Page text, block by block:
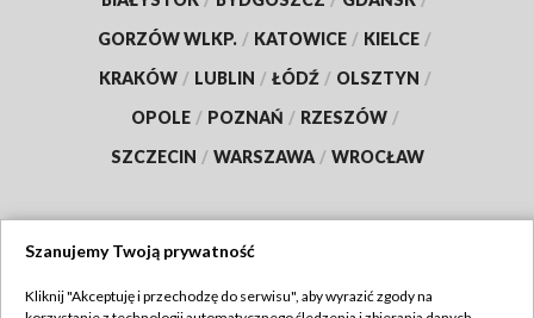
GORZÓW WLKP. / KATOWICE / KIELCE /
KRAKÓW / LUBLIN / ŁÓDŹ / OLSZTYN /
OPOLE / POZNAŃ / RZESZÓW /
SZCZECIN / WARSZAWA / WROCŁAW
Szanujemy Twoją prywatność
Kliknij "Akceptuję i przechodzę do serwisu", aby wyrazić zgody na